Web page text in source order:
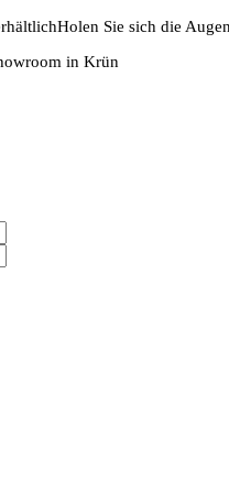
Holen Sie sich die
in Krün